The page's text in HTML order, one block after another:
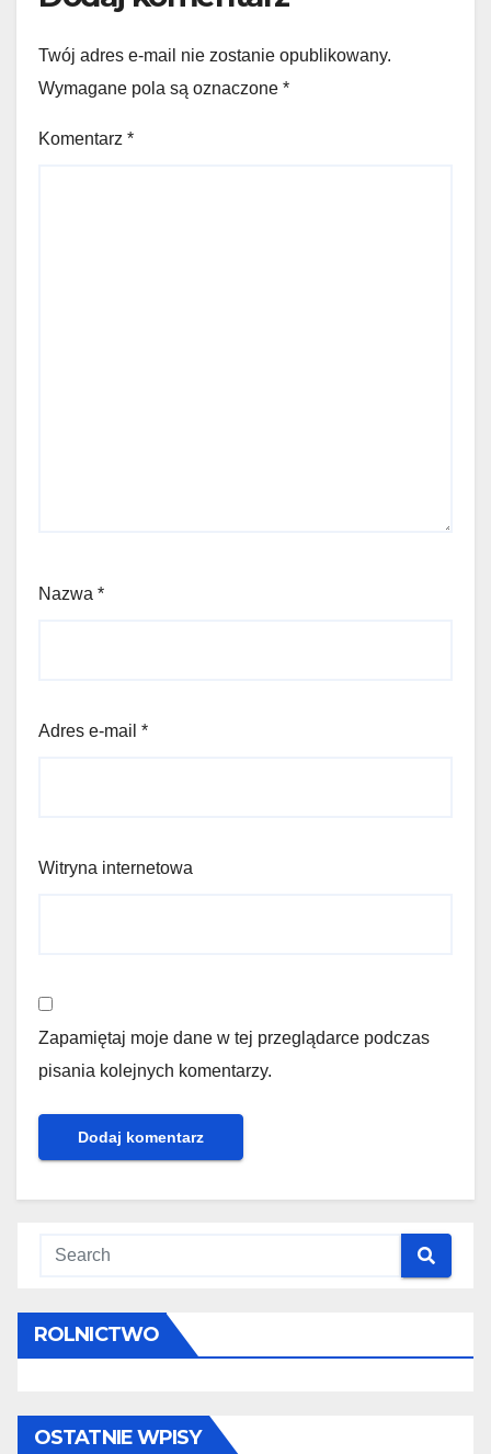
Twój adres e-mail nie zostanie opublikowany.
Wymagane pola są oznaczone *
Komentarz *
Nazwa *
Adres e-mail *
Witryna internetowa
Zapamiętaj moje dane w tej przeglądarce podczas
pisania kolejnych komentarzy.
ROLNICTWO
OSTATNIE WPISY